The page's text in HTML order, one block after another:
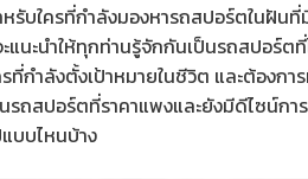
รับใครที่กำลังมองหารถสปอร์ตในฝันที่
นะนำให้ทุกท่านรู้จักกันเป็นรถสปอร์ต
กำลังตั้งเป้าหมายในชีวิต และต้องกา
รถสปอร์ตที่ราคาแพงและยังมีดีไซน์กา
บบไหนบ้าง